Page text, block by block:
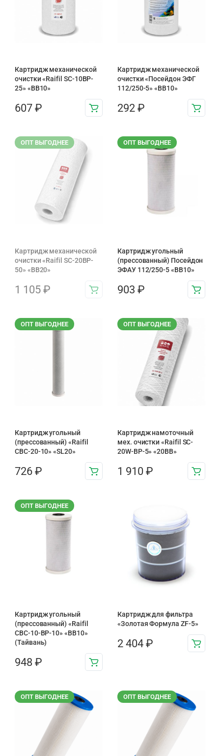
Картридж механической
очистки «Raifil SC-10BP-
25» «BB10»
607 ₽
Картридж механической
очистки «Посейдон ЭФГ
112/250-5» «ВВ10»
292 ₽
ОПТ ВЫГОДНЕЕ
Картридж механической
очистки «Raifil SC-20BP-
50» «BB20»
1 105 ₽
ОПТ ВЫГОДНЕЕ
Картридж угольный
(прессованный) Посейдон
ЭФАУ 112/250-5 «BB10»
903 ₽
ОПТ ВЫГОДНЕЕ
Картридж угольный
(прессованный) «Raifil
CBC-20-10» «SL20»
726 ₽
ОПТ ВЫГОДНЕЕ
Картридж намоточный
мех. очистки «Raifil SC-
20W-BP-5» «20BB»
1 910 ₽
ОПТ ВЫГОДНЕЕ
Картридж угольный
(прессованный) «Raifil
CBC-10-BP-10» «BB10»
(Тайвань)
948 ₽
Картридж для фильтра
«Золотая Формула ZF-5»
2 404 ₽
ОПТ ВЫГОДНЕЕ ОПТ ВЫГОДНЕЕ